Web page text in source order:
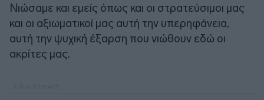
Νιώσαμε και εμείς όπως και οι στρατεύσιμοι μας
και οι αξιωματικοί μας αυτή την υπερηφάνεια,
αυτή την ψυχική έξαρση που νιώθουν εδώ οι
ακρίτες μας.